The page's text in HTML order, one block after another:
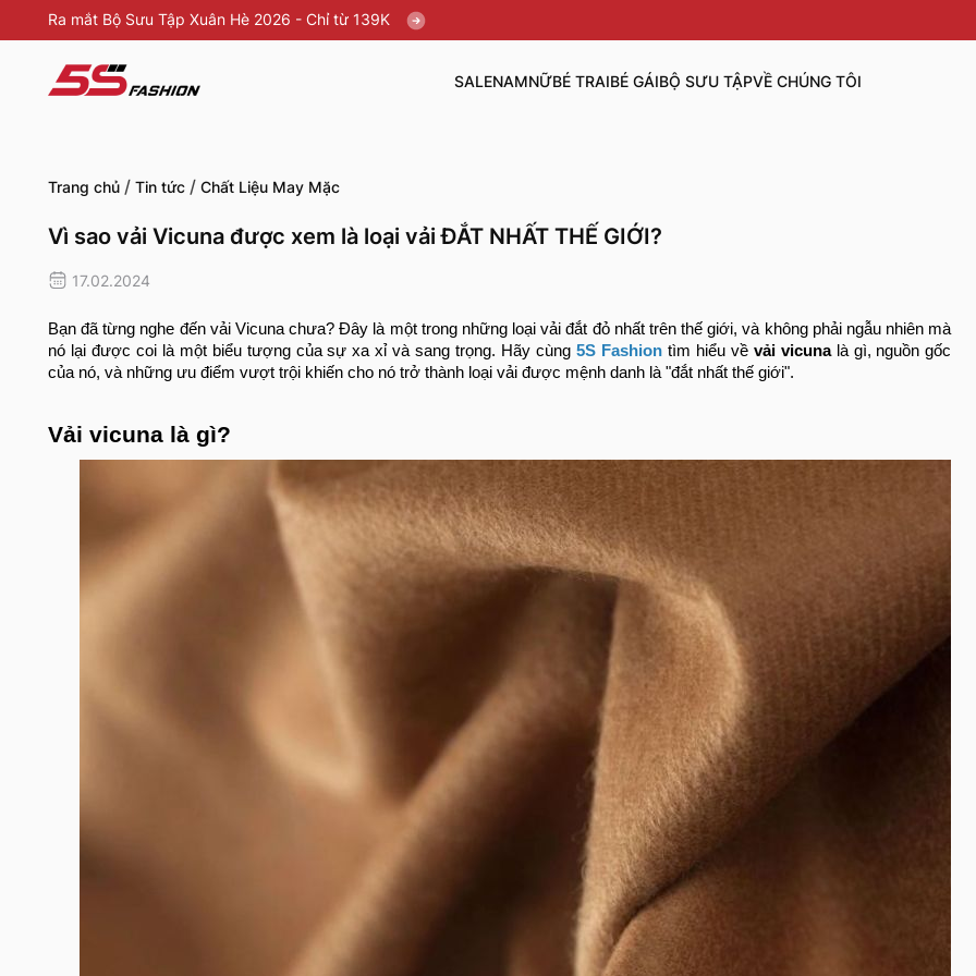
Ra mắt Bộ Sưu Tập Xuân Hè 2026 - Chỉ từ 139K
SALENAMNỮBÉ TRAIBÉ GÁIBỘ SƯU TẬPVỀ CHÚNG TÔI
Trang chủ / Tin tức / Chất Liệu May Mặc
Vì sao vải Vicuna được xem là loại vải ĐẮT NHẤT THẾ GIỚI?
17.02.2024
Bạn đã từng nghe đến vải Vicuna chưa? Đây là một trong những loại vải đắt đỏ nhất trên thế giới, và không phải ngẫu nhiên mà
nó lại được coi là một biểu tượng của sự xa xỉ và sang trọng. Hãy cùng 5S Fashiontìm hiểu về vải vicunalà gì, nguồn gốc
của nó, và những ưu điểm vượt trội khiến cho nó trở thành loại vải được mệnh danh là "đắt nhất thế giới".
Vải vicuna là gì?